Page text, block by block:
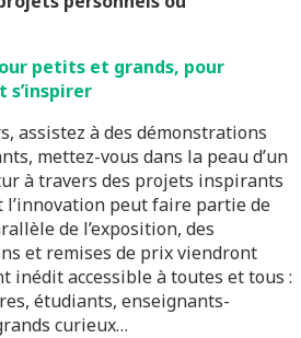
petits et grands, pour
s’inspirer
assistez à des démonstrations
mettez-vous dans la peau d’un
à travers des projets inspirants
l’innovation peut faire partie de
de l’exposition, des
et remises de prix viendront
inédit accessible à toutes et tous :
étudiants, enseignants-
curieux…